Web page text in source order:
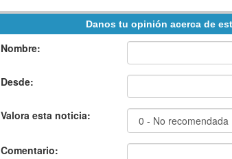
Danos tu opinión acerca de
Nombre:
Desde:
Valora esta noticia:
Comentario: